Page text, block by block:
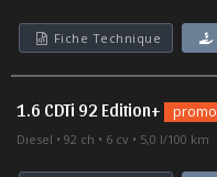
Fiche Technique
1.6 CDTi 92 Edition+ promo
Diesel 92 ch 6 cv 5,0 l/100 km